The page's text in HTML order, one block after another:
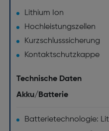
Lithium Ion
Hochleistungszellen
Kurzschlusssicherung
Kontaktschutzkappe
Technische Daten
Akku/Batterie
Batterietechnologie: